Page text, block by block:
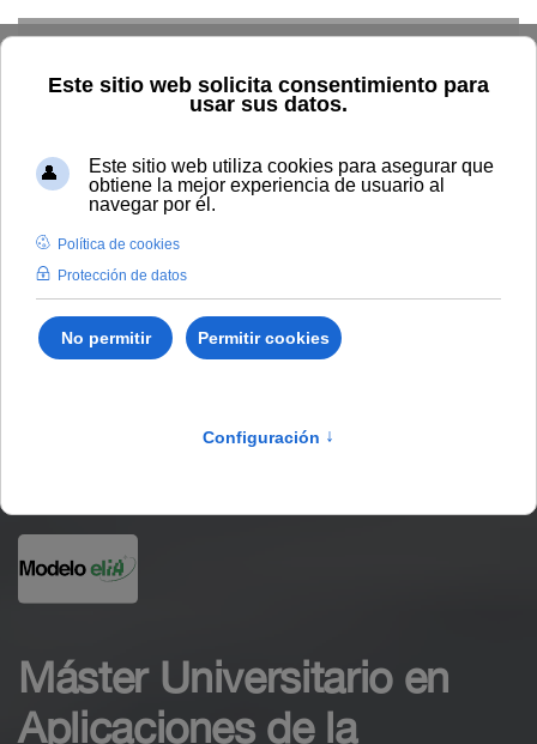
Home Estudiar Oferta académica
Tipo de acción
Másteres oficiales
Salud
Curso 2026-2027 |Próxima preinscripción: del
15 de septiembre de 2026.
Máster Universitario en
Aplicaciones de la